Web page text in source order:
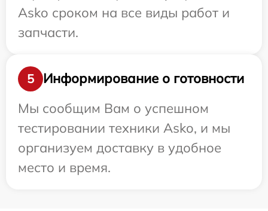
Asko сроком на все виды работ и
запчасти.
5
Информирование о готовности
Мы сообщим Вам о успешном
тестировании техники Asko, и мы
организуем доставку в удобное
место и время.